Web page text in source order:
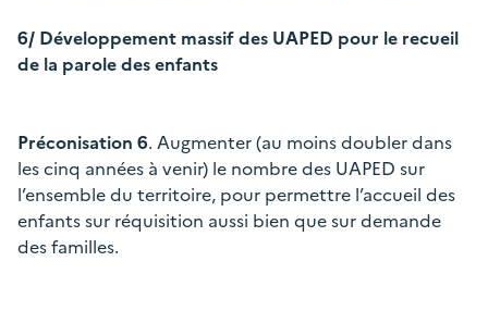
6/ Développement massif des UAPED pour le recueil
de la parole des enfants
Préconisation 6. Augmenter (au moins doubler dans
les cinq années à venir) le nombre des UAPED sur
l’ensemble du territoire, pour permettre l’accueil des
enfants sur réquisition aussi bien que sur demande
des familles.